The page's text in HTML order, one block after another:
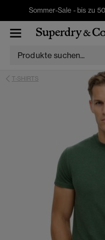
Sommer-Sale - bis zu
T-SHIRTS